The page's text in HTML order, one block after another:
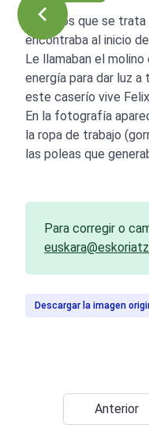
Creemos que se
encontraba al inicio
Le llamaban el
energía para dar luz a
este caserío vive
En la fotografía
la ropa de trabajo
las poleas que
Para corregir o
Descargar la imagen
Anterior